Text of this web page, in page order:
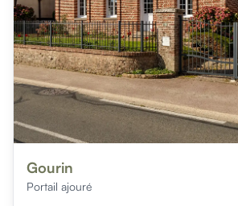
Gourin
Portail ajouré